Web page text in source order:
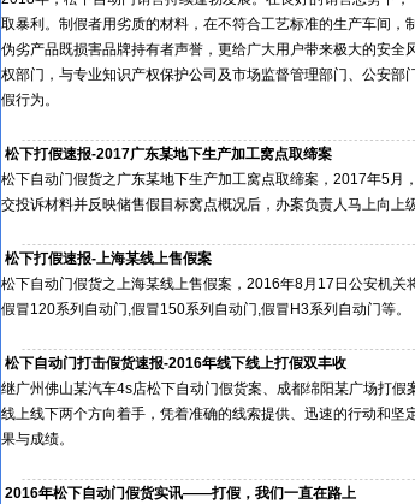
取暴利。制假者用劣质的材料，在不符合工艺标准的生产车间，
伪劣产品既损害品牌持有者声誉，更给广大用户带来极大的安全
权部门，与专业知识产权保护公司及市场监督管理部门、公安部
假行为。
松下打假速报-2017广东某地下生产加工窝点取缔案
松下自动门假货之广东某地下生产加工窝点取缔案，2017年5月
交投诉材料并反映储售假目标窝点概况后，办案负责人马上向上
松下打假速报-上海某线上售假案
松下自动门假货之上海某线上售假案，2016年8月17日公安机关
假冒120系列自动门,假冒150系列自动门,假冒H3系列自动门等。
松下自动门打击假货速报-2016年线下线上打假双丰收
继广州佛山某汽车4s店松下自动门假货案、成都绵阳某广场打
线上线下两个方向着手，凭着准确的线索提供、迅速的行动和坚
果与成绩。
2016年松下自动门假货实讯——打假，我们一直在路上